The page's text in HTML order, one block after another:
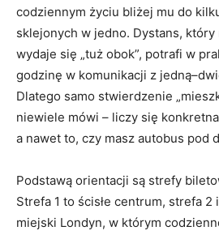
codziennym życiu bliżej mu do
sklejonych w jedno. Dystans,
wydaje się „tuż obok”, potrafi w
godzinę w komunikacji z
Dlatego samo stwierdzenie
niewiele mówi – liczy się
a nawet to, czy masz autobus pod
Podstawą orientacji są strefy
Strefa 1 to ścisłe centrum, strefa
miejski Londyn, w którym